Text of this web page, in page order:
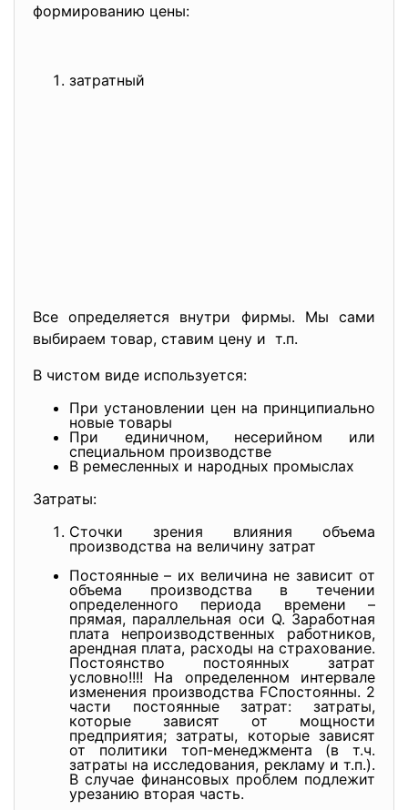
формированию цены:
затратный
Все определяется внутри фирмы. Мы сами
выбираем товар, ставим цену и т.п.
В чистом виде используется:
При установлении цен на принципиально
новые товары
При единичном, несерийном или
специальном производстве
В ремесленных и народных промыслах
Затраты:
Сточки зрения влияния объема
производства на величину затрат
Постоянные – их величина не зависит от
объема производства в течении
определенного периода времени –
прямая, параллельная оси Q. Заработная
плата непроизводственных работников,
арендная плата, расходы на страхование.
Постоянство постоянных затрат
условно!!!! На определенном интервале
изменения производства FCпостоянны. 2
части постоянные затрат: затраты,
которые зависят от мощности
предприятия; затраты, которые зависят
от политики топ-менеджмента (в т.ч.
затраты на исследования, рекламу и т.п.).
В случае финансовых проблем подлежит
урезанию вторая часть.